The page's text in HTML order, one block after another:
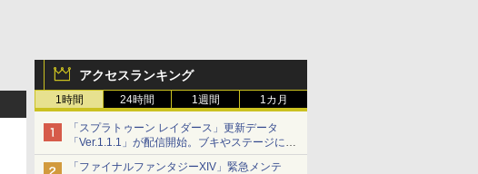
アクセスランキング
1時間 24時間 1週間 1カ月
「スプラトゥーン レイダース」更新データ
「Ver.1.1.1」が配信開始。ブキやステージに関
する不具合を修正
「ファイナルファンタジーXIV」緊急メンテ